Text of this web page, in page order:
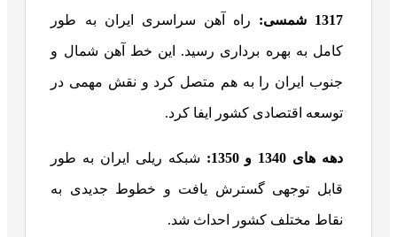
1317 شمسی: راه آهن سراسری ایران به طور
کامل به بهره برداری رسید. این خط آهن شمال و
جنوب ایران را به هم متصل کرد و نقش مهمی در
توسعه اقتصادی کشور ایفا کرد.
دهه های 1340 و 1350: شبکه ریلی ایران به طور
قابل توجهی گسترش یافت و خطوط جدیدی به
نقاط مختلف کشور احداث شد.